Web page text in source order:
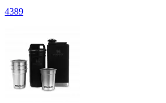
4389